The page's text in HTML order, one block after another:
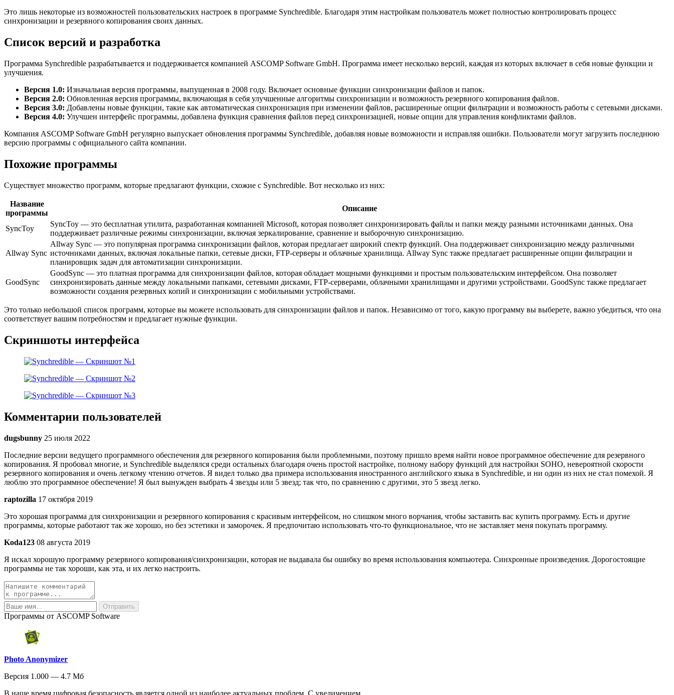
Это лишь некоторые из возможностей пользовательских настроек в программе Synchredible. Благодаря этим настройкам пользователь может полностью контролировать процесс
синхронизации и резервного копирования своих данных.
Список версий и разработка
Программа Synchredible разрабатывается и поддерживается компанией ASCOMP Software GmbH. Программа имеет несколько версий, каждая из которых включает в себя новые функции и
улучшения.
Версия 1.0: Изначальная версия программы, выпущенная в 2008 году. Включает основные функции синхронизации файлов и папок.
Версия 2.0: Обновленная версия программы, включающая в себя улучшенные алгоритмы синхронизации и возможность резервного копирования файлов.
Версия 3.0: Добавлены новые функции, такие как автоматическая синхронизация при изменении файлов, расширенные опции фильтрации и возможность работы с сетевыми дисками.
Версия 4.0: Улучшен интерфейс программы, добавлена функция сравнения файлов перед синхронизацией, новые опции для управления конфликтами файлов.
Компания ASCOMP Software GmbH регулярно выпускает обновления программы Synchredible, добавляя новые возможности и исправляя ошибки. Пользователи могут загрузить последнюю
версию программы с официального сайта компании.
Похожие программы
Существует множество программ, которые предлагают функции, схожие с Synchredible. Вот несколько из них:
Название
программы
Описание
SyncToy
SyncToy — это бесплатная утилита, разработанная компанией Microsoft, которая позволяет синхронизировать файлы и папки между разными источниками данных. Она
поддерживает различные режимы синхронизации, включая зеркалирование, сравнение и выборочную синхронизацию.
Allway Sync
Allway Sync — это популярная программа синхронизации файлов, которая предлагает широкий спектр функций. Она поддерживает синхронизацию между различными
источниками данных, включая локальные папки, сетевые диски, FTP-серверы и облачные хранилища. Allway Sync также предлагает расширенные опции фильтрации и
планировщик задач для автоматизации синхронизации.
GoodSync
GoodSync — это платная программа для синхронизации файлов, которая обладает мощными функциями и простым пользовательским интерфейсом. Она позволяет
синхронизировать данные между локальными папками, сетевыми дисками, FTP-серверами, облачными хранилищами и другими устройствами. GoodSync также предлагает
возможности создания резервных копий и синхронизации с мобильными устройствами.
Это только небольшой список программ, которые вы можете использовать для синхронизации файлов и папок. Независимо от того, какую программу вы выберете, важно убедиться, что она
соответствует вашим потребностям и предлагает нужные функции.
Скриншоты интерфейса
Комментарии пользователей
dugsbunny 25 июля 2022
Последние версии ведущего программного обеспечения для резервного копирования были проблемными, поэтому пришло время найти новое программное обеспечение для резервного
копирования. Я пробовал многие, и Synchredible выделялся среди остальных благодаря очень простой настройке, полному набору функций для настройки SOHO, невероятной скорости
резервного копирования и очень легкому чтению отчетов. Я видел только два примера использования иностранного английского языка в Synchredible, и ни один из них не стал помехой. Я
люблю это программное обеспечение! Я был вынужден выбрать 4 звезды или 5 звезд; так что, по сравнению с другими, это 5 звезд легко.
raptozilla 17 октября 2019
Это хорошая программа для синхронизации и резервного копирования с красивым интерфейсом, но слишком много ворчания, чтобы заставить вас купить программу. Есть и другие
программы, которые работают так же хорошо, но без эстетики и заморочек. Я предпочитаю использовать что-то функциональное, что не заставляет меня покупать программу.
Koda123 08 августа 2019
Я искал хорошую программу резервного копирования/синхронизации, которая не выдавала бы ошибку во время использования компьютера. Синхронные произведения. Дорогостоящие
программы не так хороши, как эта, и их легко настроить.
Программы от ASCOMP Software
Photo Anonymizer
Версия 1.000 — 4.7 Мб
В наше время цифровая безопасность является одной из наиболее актуальных проблем. С увеличением...